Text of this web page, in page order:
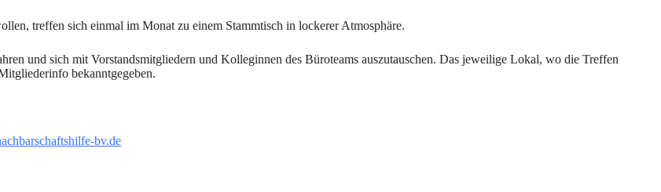
treffen sich einmal im Monat zu einem Stammtisch in lockerer Atmosphäre.
und sich mit Vorstandsmitgliedern und Kolleginnen des Büroteams auszutauschen. Das jeweilige Lokal, wo die Treffen
bekanntgegeben.
bv.de